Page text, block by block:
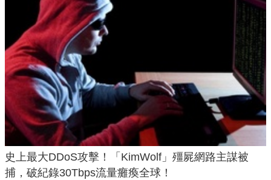
史上最大DDoS攻擊！「KimWolf」殭屍網路主謀被
捕，破紀錄30Tbps流量癱瘓全球！